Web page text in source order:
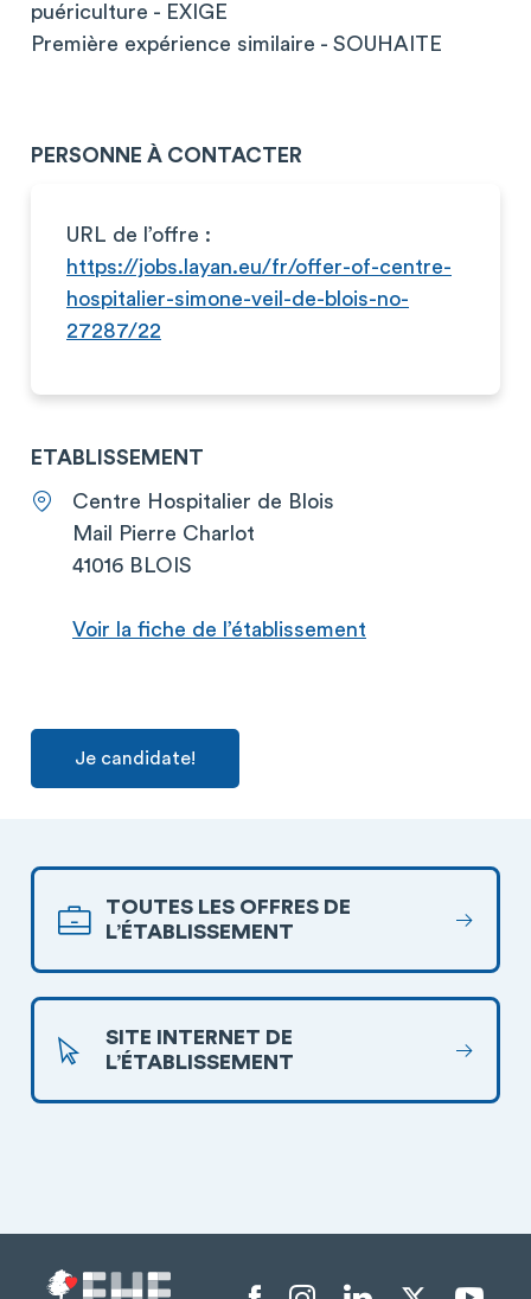
puériculture - EXIGE
Première expérience similaire - SOUHAITE
PERSONNE À CONTACTER
URL de l’offre :
https://jobs.layan.eu/fr/offer-of-centre-
hospitalier-simone-veil-de-blois-no-
27287/22
ETABLISSEMENT
Centre Hospitalier de Blois
Mail Pierre Charlot
41016 BLOIS
Voir la fiche de l’établissement
Je candidate!
TOUTES LES OFFRES DE
L’ÉTABLISSEMENT
SITE INTERNET DE
L’ÉTABLISSEMENT